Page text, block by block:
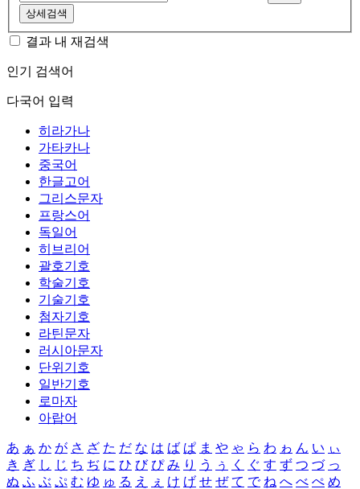
상세검색
결과 내 재검색
인기 검색어
다국어 입력
히라가나
가타카나
중국어
한글고어
그리스문자
프랑스어
독일어
히브리어
괄호기호
학술기호
기술기호
첨자기호
라틴문자
러시아문자
단위기호
일반기호
로마자
아랍어
あ ぁ か が さ ざ た だ な は ば ぱ ま や ゃ ら わ ゎ ん い ぃ
き ぎ し じ ち ぢ に ひ び ぴ み り う ぅ く ぐ す ず つ づ っ
ぬ ふ ぶ ぷ む ゆ ゅ る え ぇ け げ せ ぜ て で ね へ べ ぺ め